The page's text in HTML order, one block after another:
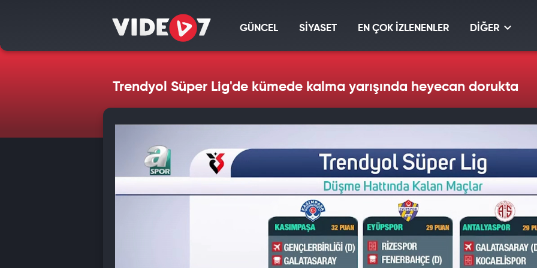
GÜNCEL SİYASET EN ÇOK İZLENENLER DİĞER
Trendyol Süper Lig'de kümede kalma yarışında heyecan dorukta